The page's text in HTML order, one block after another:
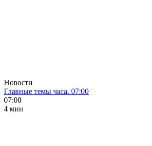
Новости
Главные темы часа. 07:00
07:00
4 мин